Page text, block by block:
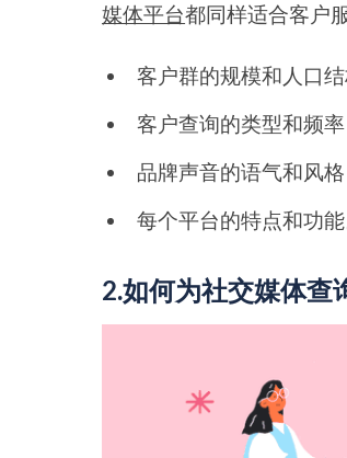
媒体平台都同样适合客户
客户群的规模和人口
客户查询的类型和频率
品牌声音的语气和风格
每个平台的特点和功能
2.如何为社交媒体查